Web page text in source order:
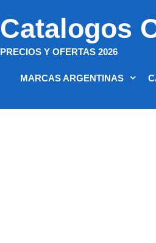
Catalogos
PRECIOS Y OFERTAS 2026
MARCAS ARGENTINAS